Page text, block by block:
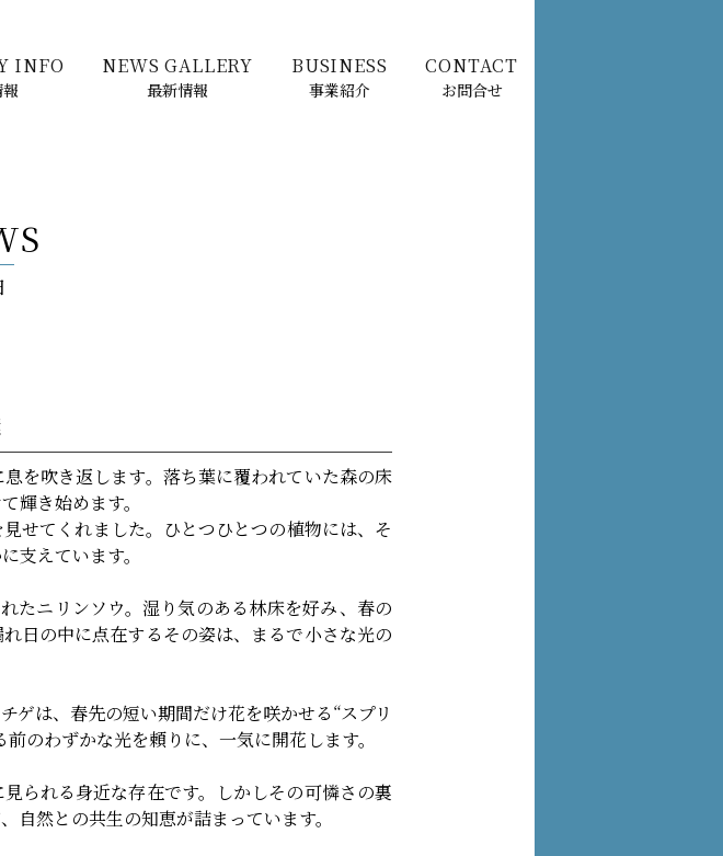
INFO NEWS GALLERY
最新情報
BUSINESS
事業紹介
CONTACT
お問合せ
を吹き返します。落ち葉に覆われていた森の床
輝き始めます。
せてくれました。ひとつひとつの植物には、そ
支えています。
たニリンソウ。湿り気のある林床を好み、春の
日の中に点在するその姿は、まるで小さな光の
ゲは、春先の短い期間だけ花を咲かせる“スプリ
のわずかな光を頼りに、一気に開花します。
られる身近な存在です。しかしその可憐さの裏
自然との共生の知恵が詰まっています。